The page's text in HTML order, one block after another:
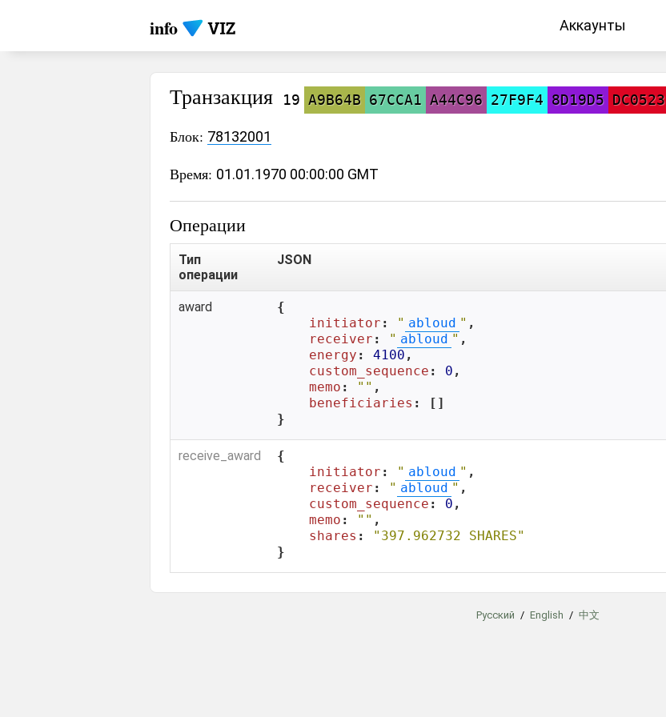
info Аккаунты
Транзакция 19 A9B64B 67CCA1 A44C96 27F9F4 8D19D5 DC0523
Блок: 78132001
Время: 01.01.1970 00:00:00 GMT
Операции
Тип
операции
JSON
award
{
initiator : " abloud " ,
receiver : " abloud " ,
energy : 4100 ,
custom_sequence : 0 ,
memo : "" ,
beneficiaries : []
}
receive_award
{
initiator : " abloud " ,
receiver : " abloud " ,
custom_sequence : 0 ,
memo : "" ,
shares :
"397.962732 SHARES"
}
Русский / English / 中文